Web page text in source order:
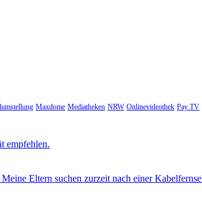
Maxdome Mediatheken NRW Onlinevideothek Pay TV
empfehlen.
Eltern suchen zurzeit nach einer